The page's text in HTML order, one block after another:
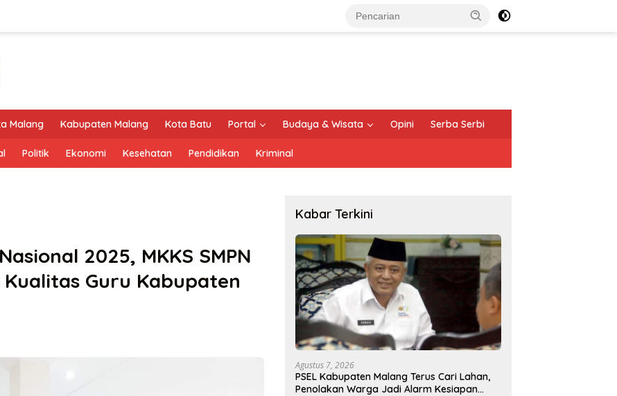
Malang Kabupaten Malang Kota Batu Portal Budaya & Wisata Opini Serba Serbi
Politik Ekonomi Kesehatan Pendidikan Kriminal
2025, MKKS SMPN
Guru Kabupaten
Kabar Terkini
Agustus 7, 2026
PSEL Kabupaten Malang Terus Cari Lahan,
Penolakan Warga Jadi Alarm Kesiapan